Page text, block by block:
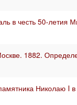
в честь 50-летия
1882.
Николаю I